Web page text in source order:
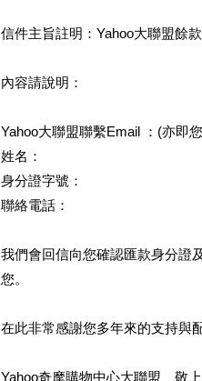
信件主旨註明：Yahoo大聯盟餘
內容請說明：
Yahoo大聯盟聯繫Email ：(亦即
姓名：
身分證字號：
聯絡電話：
我們會回信向您確認匯款身分證
您。
在此非常感謝您多年來的支持與
Yahoo奇摩購物中心大聯盟 敬上